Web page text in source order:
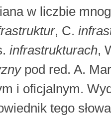
w liczbie
, C.
infrastrukturach,
pod red. A.
i oficjalnym.
tego